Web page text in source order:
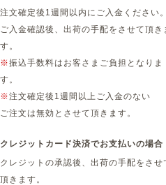
注文確定後1週間以内にご入金ください。
ご入金確認後、出荷の手配をさせて頂き
す。
※振込手数料はお客さまご負担となりま
す。
※注文確定後1週間以上ご入金のない
ご注文は無効とさせて頂きます。
クレジットカード決済でお支払いの場合
クレジットの承認後、出荷の手配をさせ
頂きます。